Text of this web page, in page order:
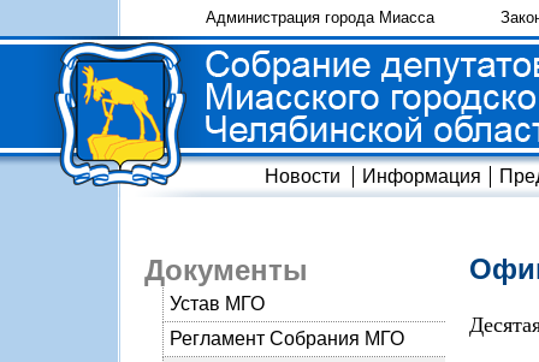
Администрация города Миасса
Новости Информация
Документы
Устав МГО
Регламент Собрания МГО